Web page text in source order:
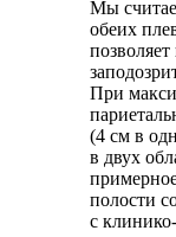
Мы
обеих
При
(4 см в
в двух
полости
с